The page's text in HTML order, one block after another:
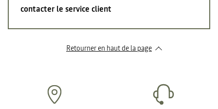
contacter le service client
Retourner en haut de la page